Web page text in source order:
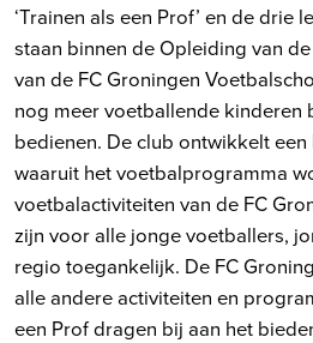
‘Trainen als een Prof’ en de drie
staan binnen de Opleiding van
van de FC Groningen
nog meer voetballende kinderen
bedienen. De club ontwikkelt
waaruit het voetbalprogramma
voetbalactiviteiten van de FC
zijn voor alle jonge voetballers,
regio toegankelijk. De FC
alle andere activiteiten en
een Prof dragen bij aan het